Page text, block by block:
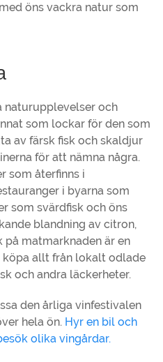
öns vackra natur som
naturupplevelser och
som lockar för den som
av färsk fisk och skaldjur
för att nämna några.
som återfinns i
i byarna som
som svärdfisk och öns
blandning av citron,
på matmarknaden är en
köpa allt från lokalt odlade
och andra läckerheter.
den årliga vinfestivalen
hela ön. Hyr en bil och
olika vingårdar.